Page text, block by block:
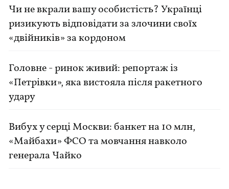
Чи не вкрали вашу особистість? Українці
ризикують відповідати за злочини своїх
«двійників» за кордоном
Головне - ринок живий: репортаж із
«Петрівки», яка вистояла після ракетного
удару
Вибух у серці Москви: банкет на 10 млн,
«Майбахи» ФСО та мовчання навколо
генерала Чайко